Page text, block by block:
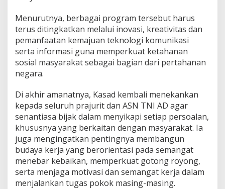
Menurutnya, berbagai program tersebut harus
terus ditingkatkan melalui inovasi, kreativitas dan
pemanfaatan kemajuan teknologi komunikasi
serta informasi guna memperkuat ketahanan
sosial masyarakat sebagai bagian dari pertahanan
negara.
Di akhir amanatnya, Kasad kembali menekankan
kepada seluruh prajurit dan ASN TNI AD agar
senantiasa bijak dalam menyikapi setiap persoalan,
khususnya yang berkaitan dengan masyarakat. Ia
juga mengingatkan pentingnya membangun
budaya kerja yang berorientasi pada semangat
menebar kebaikan, memperkuat gotong royong,
serta menjaga motivasi dan semangat kerja dalam
menjalankan tugas pokok masing-masing.